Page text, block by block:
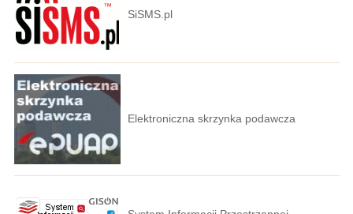
SiSMS.pl
Elektroniczna skrzynka podawcza